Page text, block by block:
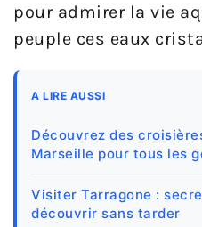
pour admirer la vie
peuple ces eaux
A LIRE AUSSI
Découvrez des
Marseille pour tous les
Visiter Tarragone :
découvrir sans tarder